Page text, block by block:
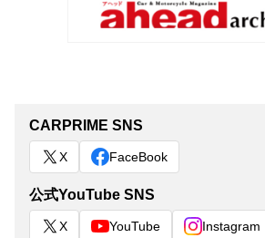
CARPRIME SNS
X FaceBook
公式YouTube SNS
X YouTube Instagram